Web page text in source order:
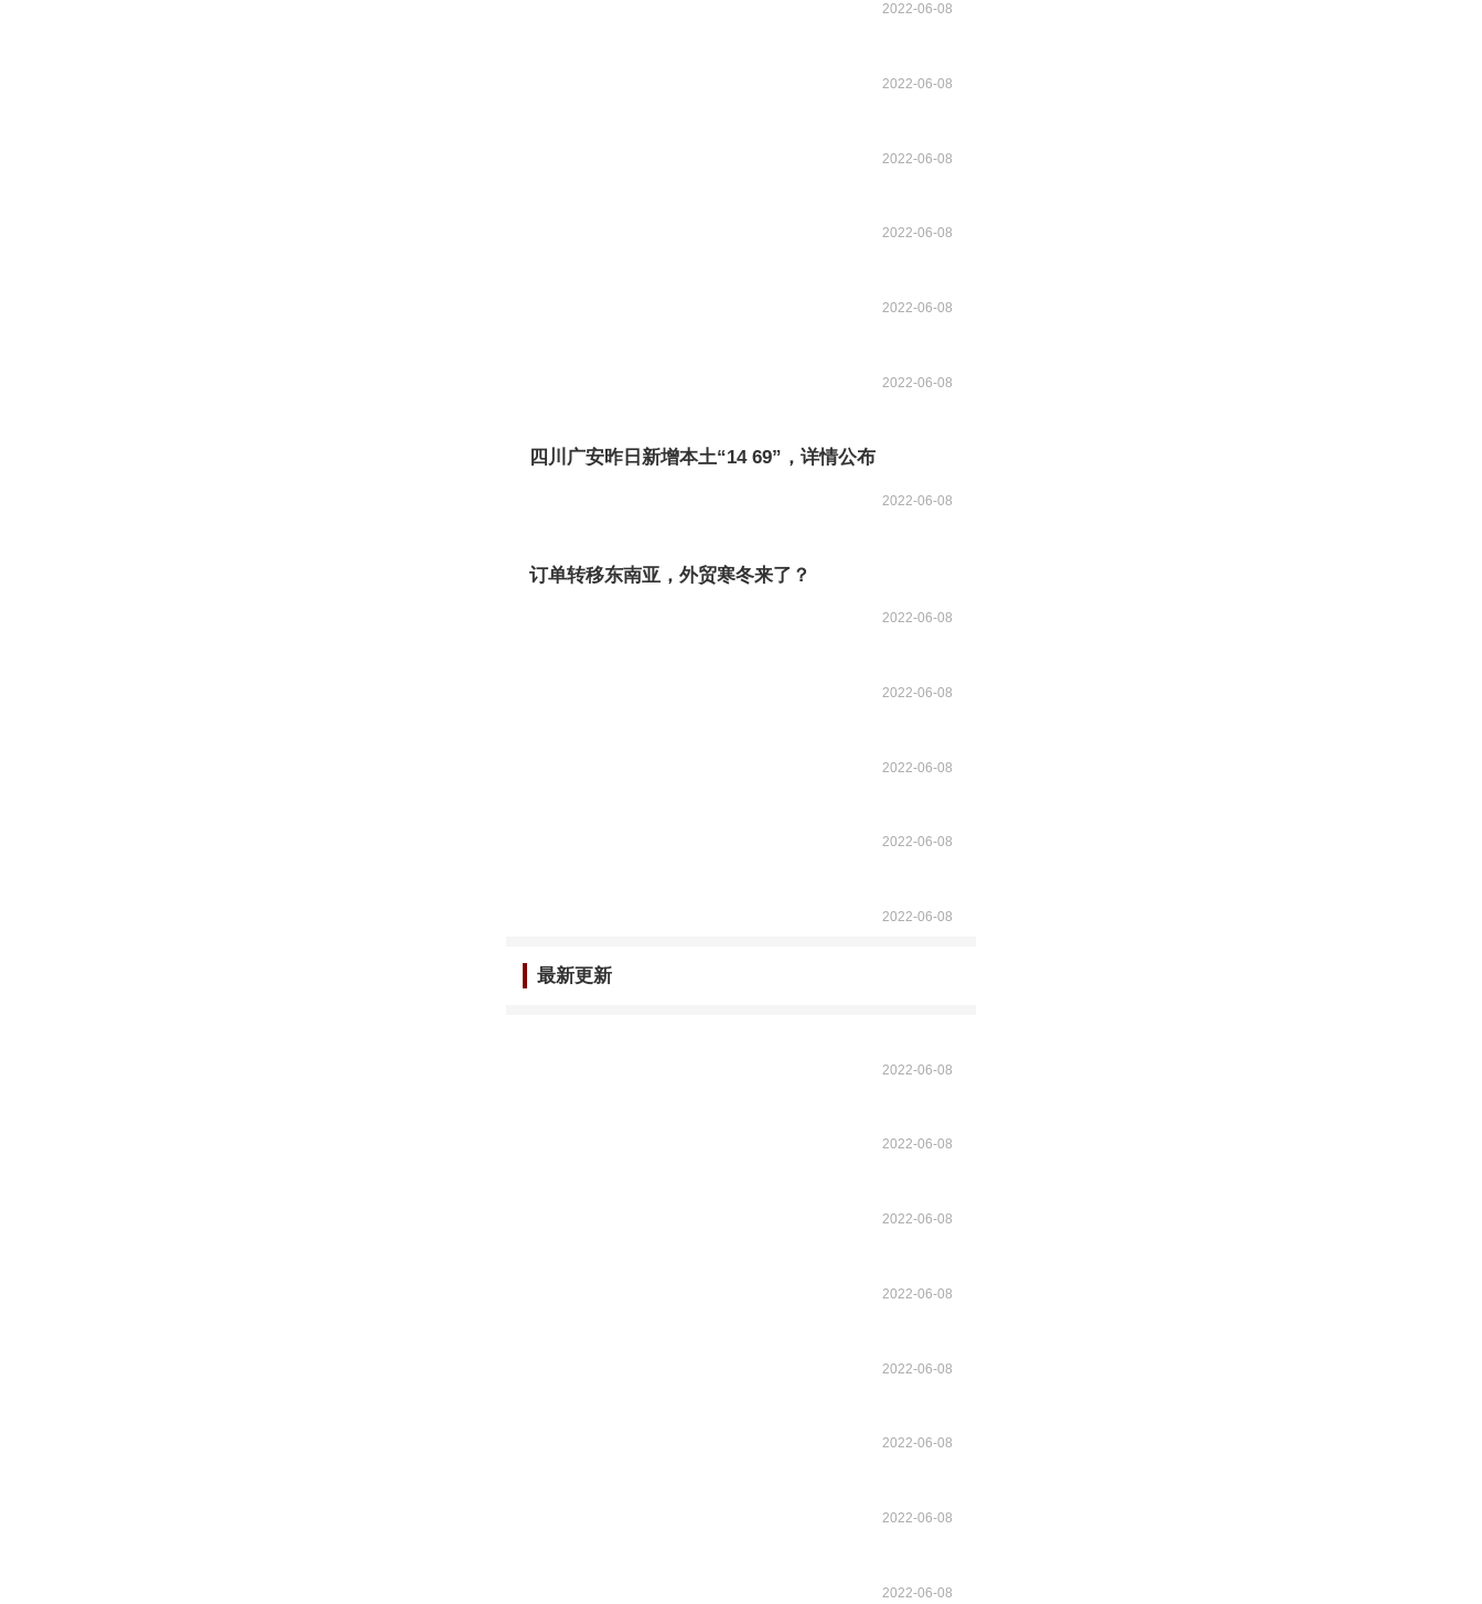
2022-06-08
2022-06-08
2022-06-08
2022-06-08
2022-06-08
2022-06-08
四川广安昨日新增本土“14 69”，详情公布
2022-06-08
订单转移东南亚，外贸寒冬来了？
2022-06-08
2022-06-08
2022-06-08
2022-06-08
2022-06-08
最新更新
2022-06-08
2022-06-08
2022-06-08
2022-06-08
2022-06-08
2022-06-08
2022-06-08
2022-06-08